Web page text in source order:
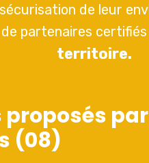
de leur
partenaires
territoire.
(08)